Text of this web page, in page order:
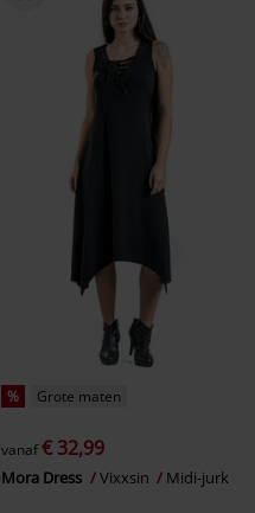
% Grote maten
vanaf€ 32,99
Mora Dress Vixxsin Midi-jurk